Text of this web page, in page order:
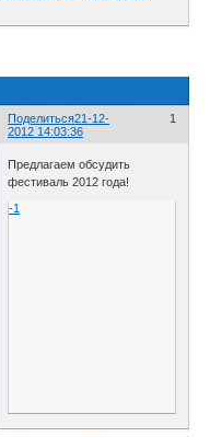
Поделиться 1
21-12-
2012 14:03:36
Предлагаем обсудить
фестиваль 2012 года!
-1